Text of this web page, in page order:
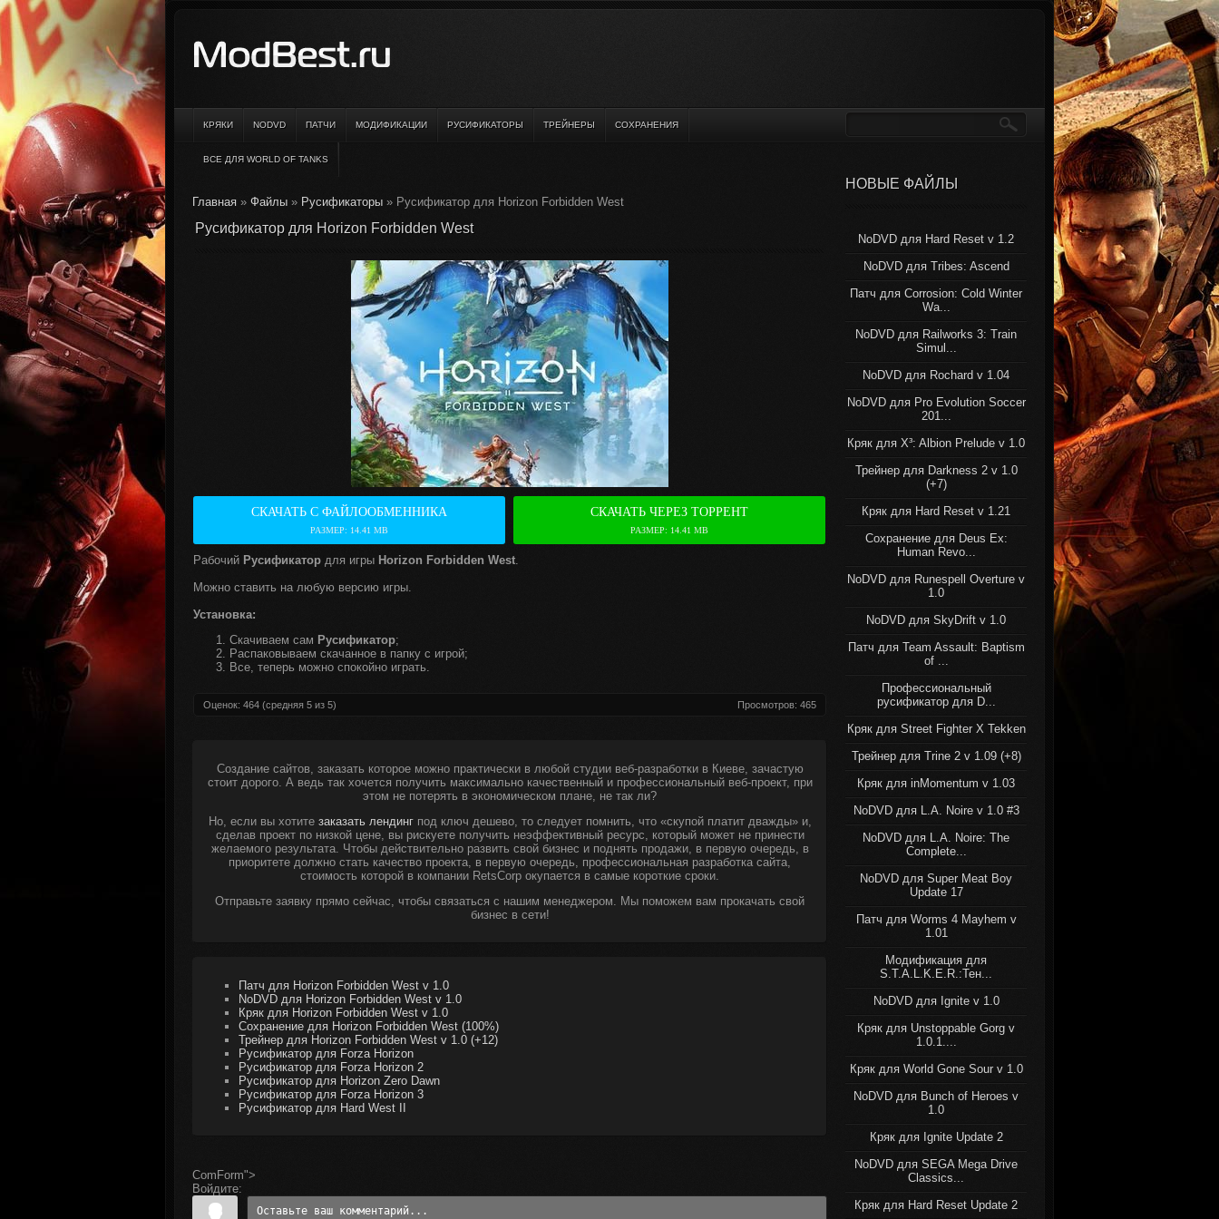
КРЯКИ NODVD ПАТЧИ МОДИФИКАЦИИ РУСИФИКАТОРЫ ТРЕЙНЕРЫ СОХРАНЕНИЯ
ВСЕ ДЛЯ WORLD OF TANKS
НОВЫЕ ФАЙЛЫ
NoDVD для Hard Reset v 1.2
NoDVD для Tribes: Ascend
Патч для Corrosion: Cold Winter
Wa...
NoDVD для Railworks 3: Train
Simul...
NoDVD для Rochard v 1.04
NoDVD для Pro Evolution Soccer
201...
Кряк для X³: Albion Prelude v 1.0
Трейнер для Darkness 2 v 1.0
(+7)
Кряк для Hard Reset v 1.21
Сохранение для Deus Ex:
Human Revo...
NoDVD для Runespell Overture v
1.0
NoDVD для SkyDrift v 1.0
Патч для Team Assault: Baptism
of ...
Профессиональный
русификатор для D...
Кряк для Street Fighter X Tekken
Трейнер для Trine 2 v 1.09 (+8)
Кряк для inMomentum v 1.03
NoDVD для L.A. Noire v 1.0 #3
NoDVD для L.A. Noire: The
Complete...
NoDVD для Super Meat Boy
Update 17
Патч для Worms 4 Mayhem v
1.01
Модификация для
S.T.A.L.K.E.R.:Тен...
NoDVD для Ignite v 1.0
Кряк для Unstoppable Gorg v
1.0.1....
Кряк для World Gone Sour v 1.0
NoDVD для Bunch of Heroes v
1.0
Кряк для Ignite Update 2
NoDVD для SEGA Mega Drive
Classics...
Кряк для Hard Reset Update 2
Главная » Файлы » Русификаторы » Русификатор для Horizon Forbidden West
Русификатор для Horizon Forbidden West
СКАЧАТЬ С ФАЙЛООБМЕННИКА
РАЗМЕР: 14.41 MB
СКАЧАТЬ ЧЕРЕЗ ТОРРЕНТ
РАЗМЕР: 14.41 MB
Рабочий Русификатор для игры Horizon Forbidden West.
Можно ставить на любую версию игры.
Установка:
Скачиваем сам Русификатор;
Распаковываем скачанное в папку с игрой;
Все, теперь можно спокойно играть.
Просмотров: 465
Оценок: 464 (средняя 5 из 5)
Создание сайтов, заказать которое можно практически в любой студии веб-разработки в Киеве, зачастую
стоит дорого. А ведь так хочется получить максимально качественный и профессиональный веб-проект, при
этом не потерять в экономическом плане, не так ли?
Но, если вы хотите заказать лендингпод ключ дешево, то следует помнить, что «скупой платит дважды» и,
сделав проект по низкой цене, вы рискуете получить неэффективный ресурс, который может не принести
желаемого результата. Чтобы действительно развить свой бизнес и поднять продажи, в первую очередь, в
приоритете должно стать качество проекта, в первую очередь, профессиональная разработка сайта,
стоимость которой в компании RetsCorp окупается в самые короткие сроки.
Отправьте заявку прямо сейчас, чтобы связаться с нашим менеджером. Мы поможем вам прокачать свой
бизнес в сети!
Патч для Horizon Forbidden West v 1.0
NoDVD для Horizon Forbidden West v 1.0
Кряк для Horizon Forbidden West v 1.0
Сохранение для Horizon Forbidden West (100%)
Трейнер для Horizon Forbidden West v 1.0 (+12)
Русификатор для Forza Horizon
Русификатор для Forza Horizon 2
Русификатор для Horizon Zero Dawn
Русификатор для Forza Horizon 3
Русификатор для Hard West II
ComForm">
Войдите: